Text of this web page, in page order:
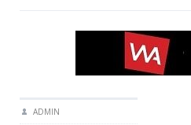
ADMIN